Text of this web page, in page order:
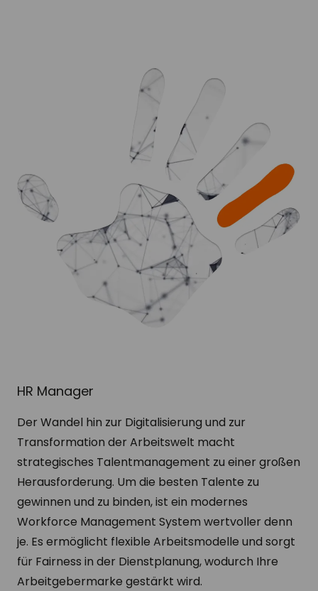
HR Manager
Der Wandel hin zur Digitalisierung und zur
Transformation der Arbeitswelt macht
strategisches Talentmanagement zu einer großen
Herausforderung. Um die besten Talente zu
gewinnen und zu binden, ist ein modernes
Workforce Management System wertvoller denn
je. Es ermöglicht flexible Arbeitsmodelle und sorgt
für Fairness in der Dienstplanung, wodurch Ihre
Arbeitgebermarke gestärkt wird.